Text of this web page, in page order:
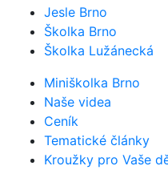
Jesle Brno
Školka Brno
Školka Lužánecká
Miniškolka Brno
Naše videa
Ceník
Tematické články
Kroužky pro Vaše